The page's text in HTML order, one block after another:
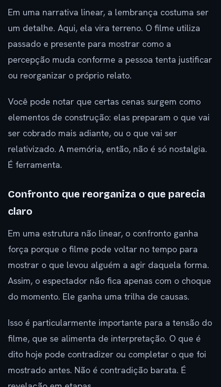
Em uma narrativa linear, a lembrança costuma ser
um detalhe. Aqui, ela vira terreno. O filme utiliza
passado e presente para mostrar como a
percepção muda conforme a pessoa tenta justificar
ou reorganizar o próprio relato.
Você pode notar que certas cenas surgem como
elementos de construção: elas preparam o que vai
ser cobrado mais adiante, ou o que vai ser
relativizado. A memória, então, não é só nostalgia.
É ferramenta.
Confronto que reorganiza o que parecia
claro
Em uma estrutura não linear, o confronto ganha
força porque o filme pode voltar no tempo para
mostrar o que levou alguém a agir daquela forma.
Assim, o espectador não fica apenas com o choque
do momento. Ele ganha uma trilha de causas.
Isso é particularmente importante para a tensão do
filme, que se alimenta de interpretação. O que é
dito hoje pode contradizer ou completar o que foi
mostrado antes. Não é contradição barata. É